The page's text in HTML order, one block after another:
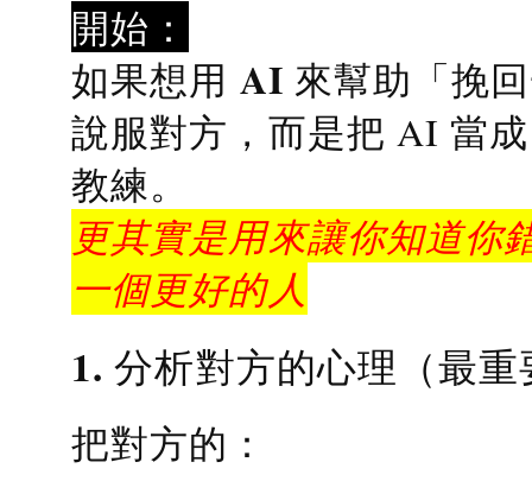
開始：
如果想用 AI 來幫助「挽
說服對方，而是把 AI 當
教練。
更其實是用來讓你知道你
一個更好的人
1. 分析對方的心理（最
把對方的：